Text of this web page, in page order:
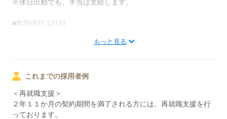
これを1週間ごとに繰り返します。
■週毎交替制
■休日出勤あり（繁忙期）
＜トヨタの遅番の特徴＞
遅番は深夜時間の勤務が少ないから、
体力に自信がなくても大丈夫！
※休日出勤でも、手当は支給します。
■年間休日 121日
もっと見る
これまでの採用者例
＜再就職支援＞
２年１１か月の契約期間を満了される方には、再就職支援を行
っております。